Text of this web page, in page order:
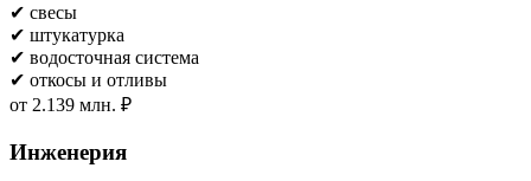
✔ свесы
✔ штукатурка
✔ водосточная система
✔ откосы и отливы
от 2.139 млн. ₽
Инженерия